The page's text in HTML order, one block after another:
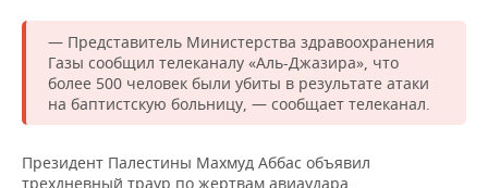
КОМУ ПРИНАДЛЕЖАТ
ТОРГОВЫЕ ЦЕНТРЫ
ТАТАРСТАНА
БЮДЖЕТ
ИНВЕСТИЦИИ
МАШИНОСТРОЕНИЕ
НЕФТЕХИМИЯ
ОПК
НОВОСТИ АВТО
БИЗНЕС
НОВОСТИ БИЗНЕСА
РОЗНИЧНАЯ ТОРГОВЛЯ
ТРАНСПОРТ
ТЕХНОЛОГИИ
НОВОСТИ ТЕХНОЛОГИЙ
IT
МЕРОПРИЯТИЯ
НОВОСТИ МЕРОПРИЯТИЙ
СПОРТ
— Представитель Министерства здравоохранения
Газы сообщил телеканалу «Аль-Джазира», что
более 500 человек были убиты в результате атаки
на баптистскую больницу, — сообщает телеканал.
Президент Палестины Махмуд Аббас объявил
трехдневный траур по жертвам авиаудара.